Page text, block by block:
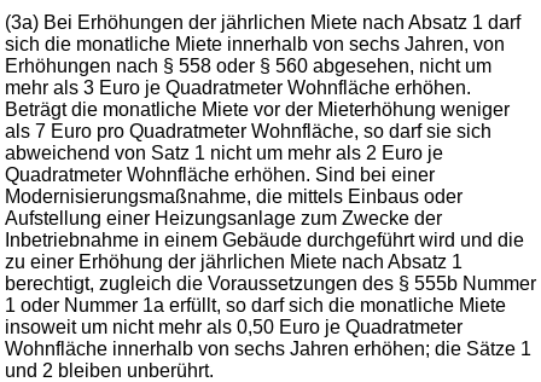
(3a) Bei Erhöhungen der jährlichen Miete nach Absatz 1 darf
sich die monatliche Miete innerhalb von sechs Jahren, von
Erhöhungen nach § 558 oder § 560 abgesehen, nicht um
mehr als 3 Euro je Quadratmeter Wohnfläche erhöhen.
Beträgt die monatliche Miete vor der Mieterhöhung weniger
als 7 Euro pro Quadratmeter Wohnfläche, so darf sie sich
abweichend von Satz 1 nicht um mehr als 2 Euro je
Quadratmeter Wohnfläche erhöhen. Sind bei einer
Modernisierungsmaßnahme, die mittels Einbaus oder
Aufstellung einer Heizungsanlage zum Zwecke der
Inbetriebnahme in einem Gebäude durchgeführt wird und die
zu einer Erhöhung der jährlichen Miete nach Absatz 1
berechtigt, zugleich die Voraussetzungen des § 555b Nummer
1 oder Nummer 1a erfüllt, so darf sich die monatliche Miete
insoweit um nicht mehr als 0,50 Euro je Quadratmeter
Wohnfläche innerhalb von sechs Jahren erhöhen; die Sätze 1
und 2 bleiben unberührt.